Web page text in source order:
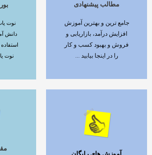
مطالب پیشنهادی
جامع ترین و بهترین آموزش
افزایش درآمد، بازاریابی و
فروش و بهبود کسب و کار
را در اینجا بیابید ...
ادامه مطلب
نوت
دانش
نوت